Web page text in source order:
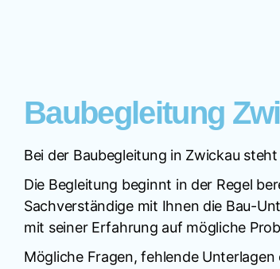
Baubegleitung
Bei der Baubegleitung in Zwickau
Die Begleitung beginnt in der Regel
Sachverständige mit Ihnen die Bau-
mit seiner Erfahrung auf mögliche
Mögliche Fragen, fehlende